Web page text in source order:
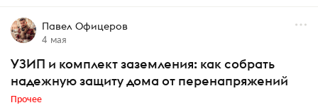
Павел Офицеров
4 мая
УЗИП и комплект заземления: как собрать
надежную защиту дома от перенапряжений
Прочее